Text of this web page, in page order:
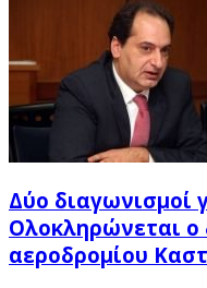
Δύο διαγωνισμοί
Ολοκληρώνεται ο
αεροδρομίου